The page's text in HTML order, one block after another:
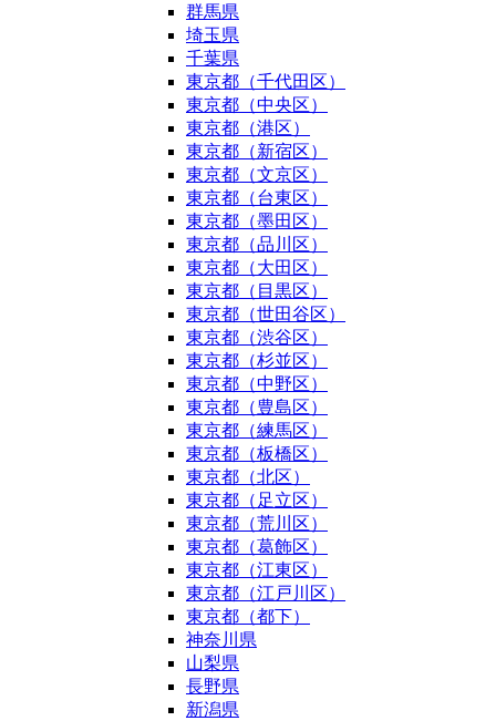
群馬県
埼玉県
千葉県
東京都（千代田区）
東京都（中央区）
東京都（港区）
東京都（新宿区）
東京都（文京区）
東京都（台東区）
東京都（墨田区）
東京都（品川区）
東京都（大田区）
東京都（目黒区）
東京都（世田谷区）
東京都（渋谷区）
東京都（杉並区）
東京都（中野区）
東京都（豊島区）
東京都（練馬区）
東京都（板橋区）
東京都（北区）
東京都（足立区）
東京都（荒川区）
東京都（葛飾区）
東京都（江東区）
東京都（江戸川区）
東京都（都下）
神奈川県
山梨県
長野県
新潟県